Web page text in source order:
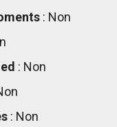
: Non
: Non
: Non